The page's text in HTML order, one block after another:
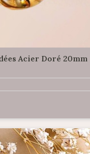
Acier Doré 20mm